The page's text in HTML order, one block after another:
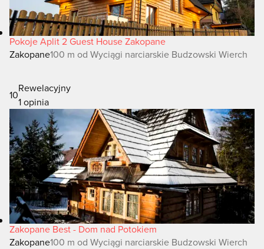
Pokoje Aplit 2 Guest House Zakopane
Zakopane100 m od Wyciągi narciarskie Budzowski Wierch
10
Rewelacyjny
1 opinia
Zakopane Best - Dom nad Potokiem
Zakopane100 m od Wyciągi narciarskie Budzowski Wierch